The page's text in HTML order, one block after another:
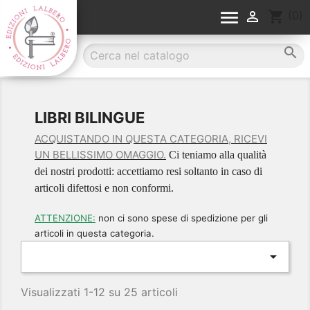
 

LIBRI BILINGUE
ACQUISTANDO IN QUESTA CATEGORIA, RICEVI
UN BELLISSIMO OMAGGIO. Ci teniamo alla qualità
dei nostri prodotti: accettiamo resi soltanto in caso di
articoli difettosi e non conformi.
ATTENZIONE: non ci sono spese di spedizione per gli
articoli in questa categoria.

Visualizzati 1-12 su 25 articoli